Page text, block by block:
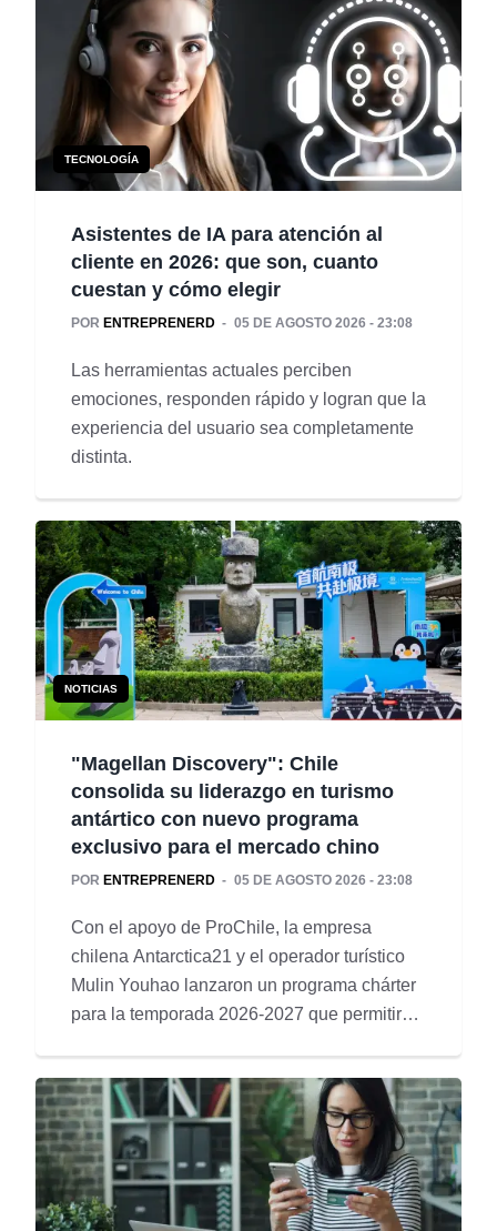
TECNOLOGÍA
Asistentes de IA para atención al
cliente en 2026: que son, cuanto
cuestan y cómo elegir
POR ENTREPRENERD 05 DE AGOSTO 2026 - 23:08
Las herramientas actuales perciben
emociones, responden rápido y logran que la
experiencia del usuario sea completamente
distinta.
NOTICIAS
"Magellan Discovery": Chile
consolida su liderazgo en turismo
antártico con nuevo programa
exclusivo para el mercado chino
POR ENTREPRENERD 05 DE AGOSTO 2026 - 23:08
Con el apoyo de ProChile, la empresa
chilena Antarctica21 y el operador turístico
Mulin Youhao lanzaron un programa chárter
para la temporada 2026-2027 que permitirá